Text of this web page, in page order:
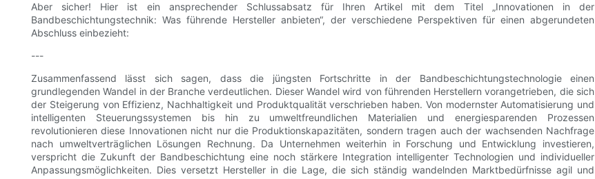
Aber sicher! Hier ist ein ansprechender Schlussabsatz für Ihren Artikel mit dem Titel „Innovationen in der
Bandbeschichtungstechnik: Was führende Hersteller anbieten“, der verschiedene Perspektiven für einen abgerundeten
Abschluss einbezieht:
---
Zusammenfassend lässt sich sagen, dass die jüngsten Fortschritte in der Bandbeschichtungstechnologie einen
grundlegenden Wandel in der Branche verdeutlichen. Dieser Wandel wird von führenden Herstellern vorangetrieben, die sich
der Steigerung von Effizienz, Nachhaltigkeit und Produktqualität verschrieben haben. Von modernster Automatisierung und
intelligenten Steuerungssystemen bis hin zu umweltfreundlichen Materialien und energiesparenden Prozessen
revolutionieren diese Innovationen nicht nur die Produktionskapazitäten, sondern tragen auch der wachsenden Nachfrage
nach umweltverträglichen Lösungen Rechnung. Da Unternehmen weiterhin in Forschung und Entwicklung investieren,
verspricht die Zukunft der Bandbeschichtung eine noch stärkere Integration intelligenter Technologien und individueller
Anpassungsmöglichkeiten. Dies versetzt Hersteller in die Lage, die sich ständig wandelnden Marktbedürfnisse agil und